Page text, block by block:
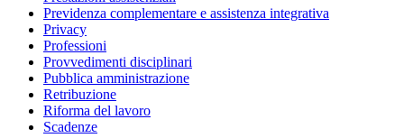
Previdenza complementare e assistenza integrativa
Privacy
Professioni
Provvedimenti disciplinari
Pubblica amministrazione
Retribuzione
Riforma del lavoro
Scadenze